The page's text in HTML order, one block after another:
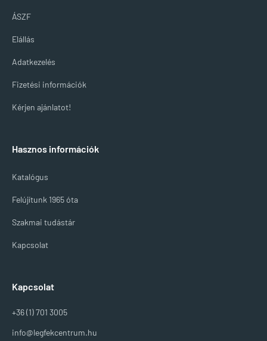
ÁSZF
Elállás
Adatkezelés
Fizetési információk
Kérjen ajánlatot!
Hasznos információk
Katalógus
Felújítunk 1965 óta
Szakmai tudástár
Kapcsolat
Kapcsolat
+36 (1) 701 3005
info@legfekcentrum.hu